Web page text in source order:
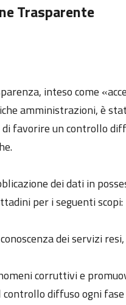
Trasparente
inteso come
amministrazioni, è
favorire un controllo
dei dati in
per i seguenti scopi:
dei servizi
corruttivi e
diffuso ogni